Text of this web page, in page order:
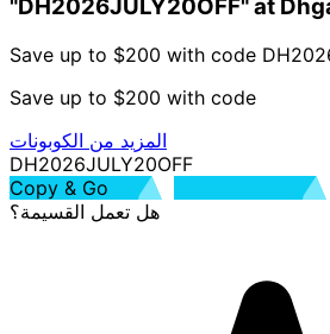
"DH2026JULY20OFF" at
Save up to $200 with code
Save up to $200 with code
المزيد من الكوبونات
DH2026JULY20OFF
Copy & Go
هل تعمل القسيمة؟